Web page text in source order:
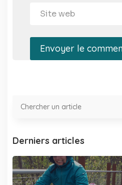
Envoyer le
Derniers articles